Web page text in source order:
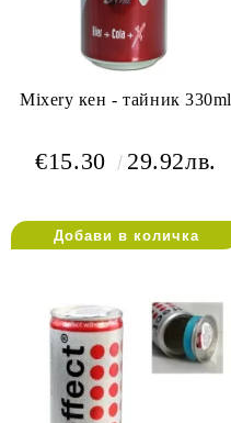
Mixery кен - тайник 330ml
€15.30 29.92лв.